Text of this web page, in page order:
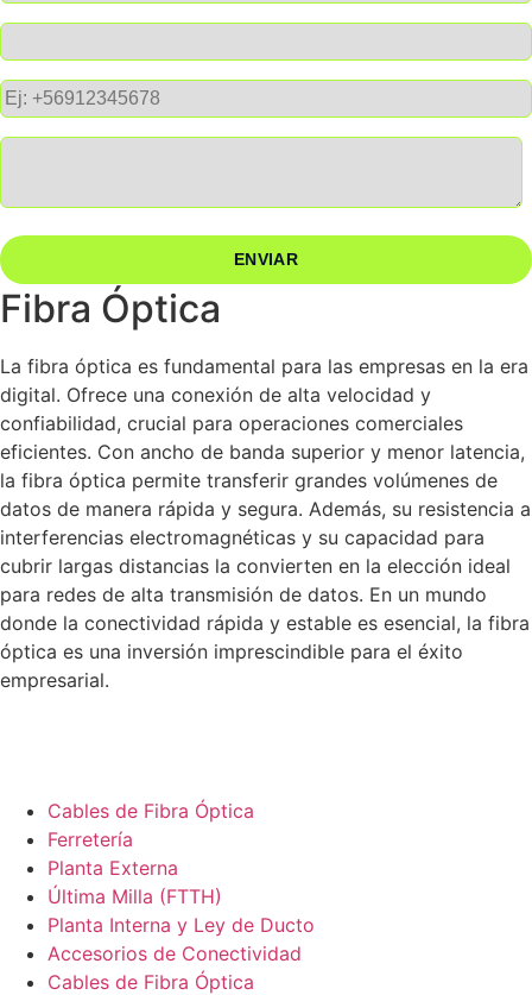
Fibra Óptica
La fibra óptica es fundamental para las empresas en la era
digital. Ofrece una conexión de alta velocidad y
confiabilidad, crucial para operaciones comerciales
eficientes. Con ancho de banda superior y menor latencia,
la fibra óptica permite transferir grandes volúmenes de
datos de manera rápida y segura. Además, su resistencia a
interferencias electromagnéticas y su capacidad para
cubrir largas distancias la convierten en la elección ideal
para redes de alta transmisión de datos. En un mundo
donde la conectividad rápida y estable es esencial, la fibra
óptica es una inversión imprescindible para el éxito
empresarial.
Cables de Fibra Óptica
Ferretería
Planta Externa
Última Milla (FTTH)
Planta Interna y Ley de Ducto
Accesorios de Conectividad
Cables de Fibra Óptica